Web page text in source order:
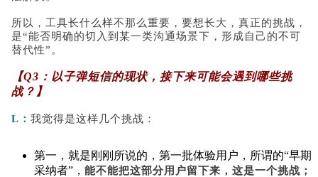
所以，工具长什么样不那么重要，要想长大，真正的挑战，
是“能否明确的切入到某一类沟通场景下，形成自己的不可
替代性”。
【Q3：以子弹短信的现状，接下来可能会遇到哪些挑
战？】
L： 我觉得是这样几个挑战：
第一，就是刚刚所说的，第一批体验用户，所谓的“早期
采纳者”， 能不能把这部分用户留下来，这是一个挑战；